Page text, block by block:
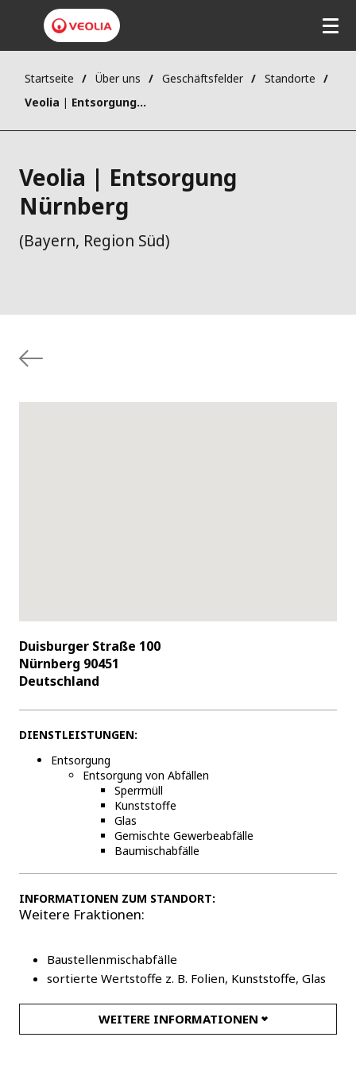
Startseite Über uns Geschäftsfelder
Standorte
Veolia | Entsorgung Nürnberg
Veolia | Entsorgung
Nürnberg
(Bayern, Region Süd)
Duisburger Straße 100
Nürnberg 90451
Deutschland
DIENSTLEISTUNGEN:
Entsorgung
Entsorgung von Abfällen
Sperrmüll
Kunststoffe
Glas
Gemischte Gewerbeabfälle
Baumischabfälle
INFORMATIONEN ZUM STANDORT:
Weitere Fraktionen:
Baustellenmischabfälle
sortierte Wertstoffe z. B. Folien, Kunststoffe, Glas
Verpackungsstyropor
EPS-Dämmstoffe HBCD-haltig
WEITERE INFORMATIONEN